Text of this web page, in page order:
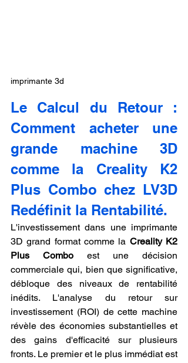
imprimante 3d
Le Calcul du Retour :
Comment acheter une
grande machine 3D
comme la Creality K2
Plus Combo chez LV3D
Redéfinit la Rentabilité.
L'investissement dans une imprimante
3D grand format comme la Creality K2
Plus Combo est une décision
commerciale qui, bien que significative,
débloque des niveaux de rentabilité
inédits. L'analyse du retour sur
investissement (ROI) de cette machine
révèle des économies substantielles et
des gains d'efficacité sur plusieurs
fronts. Le premier et le plus immédiat est